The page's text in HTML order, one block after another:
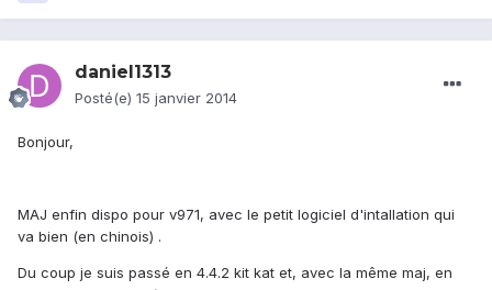
daniel1313
Posté(e) 15 janvier 2014
Bonjour,
MAJ enfin dispo pour v971, avec le petit logiciel d'intallation qui
va bien (en chinois) .
Du coup je suis passé en 4.4.2 kit kat et, avec la même maj, en